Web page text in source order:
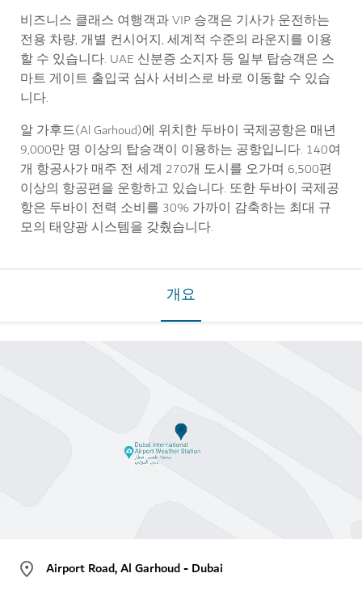
비즈니스 클래스 여행객과 VIP 승객은 기사가 운전하는
전용 차량, 개별 컨시어지, 세계적 수준의 라운지를 이용
할 수 있습니다. UAE 신분증 소지자 등 일부 탑승객은 스
마트 게이트 출입국 심사 서비스로 바로 이동할 수 있습
니다.
알 가후드(Al Garhoud)에 위치한 두바이 국제공항은 매년
9,000만 명 이상의 탑승객이 이용하는 공항입니다. 140여
개 항공사가 매주 전 세계 270개 도시를 오가며 6,500편
이상의 항공편을 운항하고 있습니다. 또한 두바이 국제공
항은 두바이 전력 소비를 30% 가까이 감축하는 최대 규
모의 태양광 시스템을 갖췄습니다.
개요
Airport Road, Al Garhoud - Dubai